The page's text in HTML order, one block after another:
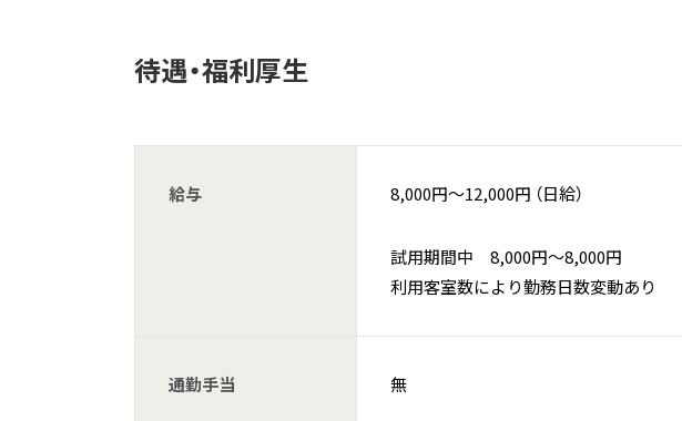
待遇・福利厚生
給与 8,000円〜12,000円 （日給）
試用期間中 8,000円〜8,000円
利用客室数により勤務日数変動あり
通勤手当 無